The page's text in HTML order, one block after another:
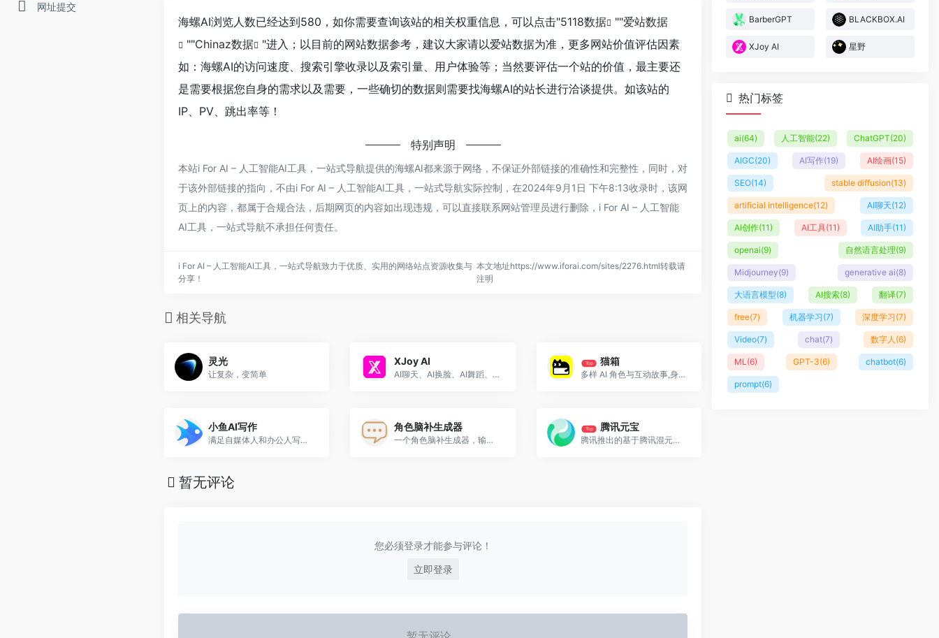
网址提交
海螺AI浏览人数已经达到580，如你需要查询该站的相关权重信息，可以点击"5118数据 ""爱站数据
""Chinaz数据
"进入；以目前的网站数据参考，建议大家请以爱站数据为准，更多网站价值评估因素
如：海螺AI的访问速度、搜索引擎收录以及索引量、用户体验等；当然要评估一个站的价值，最主要还
是需要根据您自身的需求以及需要，一些确切的数据则需要找海螺AI的站长进行洽谈提供。如该站的
IP、PV、跳出率等！
特别声明
本站i For AI – 人工智能AI工具，一站式导航提供的海螺AI都来源于网络，不保证外部链接的准确性和完整性，同时，对
于该外部链接的指向，不由i For AI – 人工智能AI工具，一站式导航实际控制，在2024年9月1日 下午8:13收录时，该网
页上的内容，都属于合规合法，后期网页的内容如出现违规，可以直接联系网站管理员进行删除，i For AI – 人工智能
AI工具，一站式导航不承担任何责任。
i For AI – 人工智能AI工具，一站式导航致力于优质、实用的网络站点资源收集与
分享！
本文地址https://www.iforai.com/sites/2276.html转载请
注明
相关导航
灵光
让复杂，变简单
XJoy AI
AI聊天、AI换脸、AI舞蹈、脱衣AI、性感相册
Top 猫箱
多样 AI 角色与互动故事,身临其境地与个性鲜明、背景各异的虚拟 AI 角色聊天互动
小鱼AI写作
满足自媒体人和办公人写作创作的在线智能AI写作平台
角色脑补生成器
一个角色脑补生成器，输入角色的名字来生成关于角色的特征以及性格特点。
Top 腾讯元宝
腾讯推出的基于腾讯混元大模型的AI助手应用程序
暂无评论
您必须登录才能参与评论！
立即登录
BarberGPT BLACKBOX.AI
XJoy AI 星野
热门标签
ai(64) 人工智能(22) ChatGPT(20)
AIGC(20) AI写作(19) AI绘画(15)
SEO(14) stable diffusion(13)
artificial intelligence(12) AI聊天(12)
AI创作(11) AI工具(11) AI助手(11)
openai(9) 自然语言处理(9)
Midjourney(9) generative ai(8)
大语言模型(8) AI搜索(8) 翻译(7)
free(7) 机器学习(7) 深度学习(7)
Video(7) chat(7) 数字人 (6)
ML (6) GPT-3(6) chatbot(6)
prompt(6)